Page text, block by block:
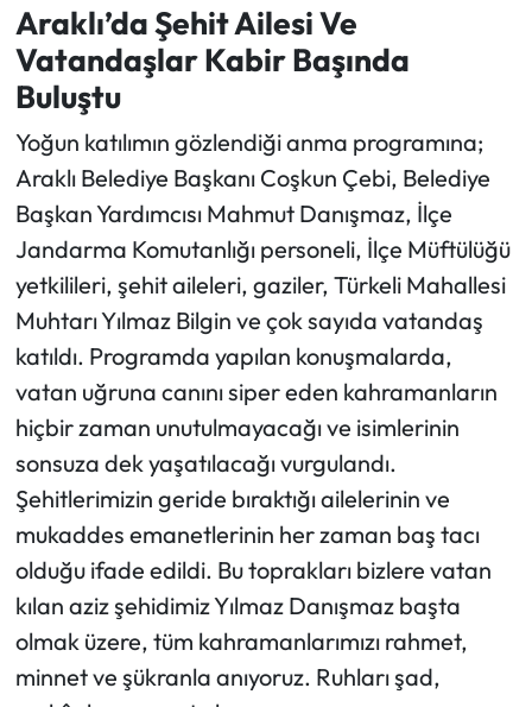
Araklı’da Şehit Ailesi Ve
Vatandaşlar Kabir Başında
Buluştu
Yoğun katılımın gözlendiği anma programına;
Araklı Belediye Başkanı Coşkun Çebi, Belediye
Başkan Yardımcısı Mahmut Danışmaz, İlçe
Jandarma Komutanlığı personeli, İlçe Müftülüğü
yetkilileri, şehit aileleri, gaziler, Türkeli Mahallesi
Muhtarı Yılmaz Bilgin ve çok sayıda vatandaş
katıldı. Programda yapılan konuşmalarda,
vatan uğruna canını siper eden kahramanların
hiçbir zaman unutulmayacağı ve isimlerinin
sonsuza dek yaşatılacağı vurgulandı.
Şehitlerimizin geride bıraktığı ailelerinin ve
mukaddes emanetlerinin her zaman baş tacı
olduğu ifade edildi. Bu toprakları bizlere vatan
kılan aziz şehidimiz Yılmaz Danışmaz başta
olmak üzere, tüm kahramanlarımızı rahmet,
minnet ve şükranla anıyoruz. Ruhları şad,